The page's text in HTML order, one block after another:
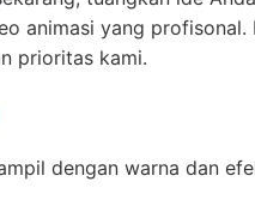
animasi yang
prioritas kami.
dengan warna dan